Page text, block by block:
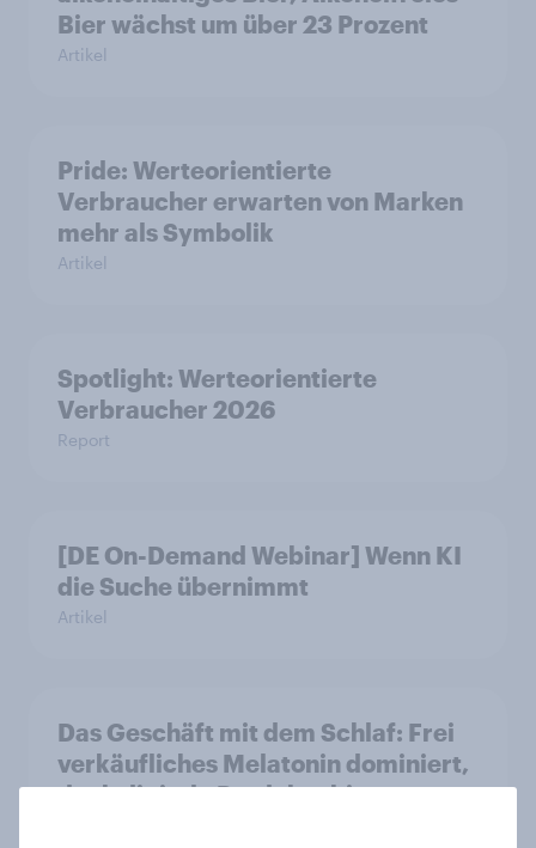
Bier wächst um über 23 Prozent
Artikel
Pride: Werteorientierte
Verbraucher erwarten von Marken
mehr als Symbolik
Artikel
Spotlight: Werteorientierte
Verbraucher 2026
Report
[DE On-Demand Webinar] Wenn KI
die Suche übernimmt
Artikel
Das Geschäft mit dem Schlaf: Frei
verkäufliches Melatonin dominiert,
doch digitale Produkte bieten